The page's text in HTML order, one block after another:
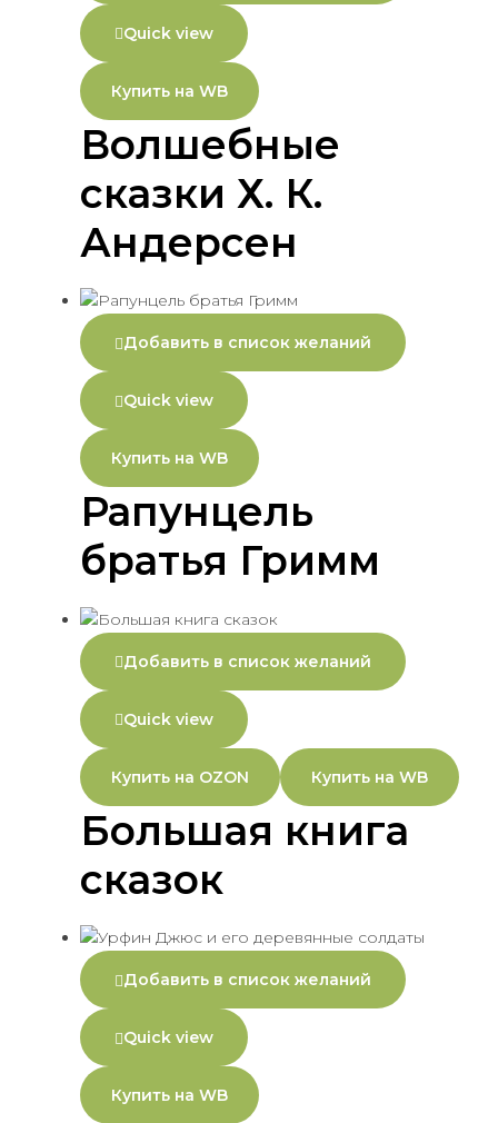
Quick view
Купить на WB
Волшебные
сказки Х. К.
Андерсен
Добавить в список желаний
Quick view
Купить на WB
Рапунцель
братья Гримм
Добавить в список желаний
Quick view
Купить на OZON Купить на WB
Большая книга
сказок
Добавить в список желаний
Quick view
Купить на WB